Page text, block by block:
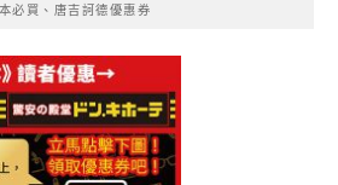
必買、唐吉訶德優惠券